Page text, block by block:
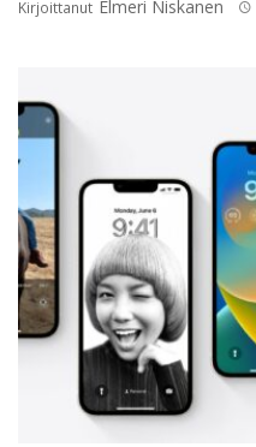
Kirjoittanut Elmeri Niskanen